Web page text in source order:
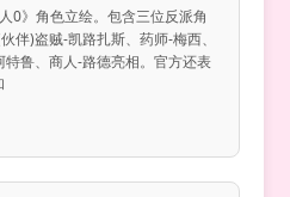
0》角色立绘。包含三位反派角
伴)盗贼-凯路扎斯、药师-梅西、
鲁、商人-路德亮相。官方还表